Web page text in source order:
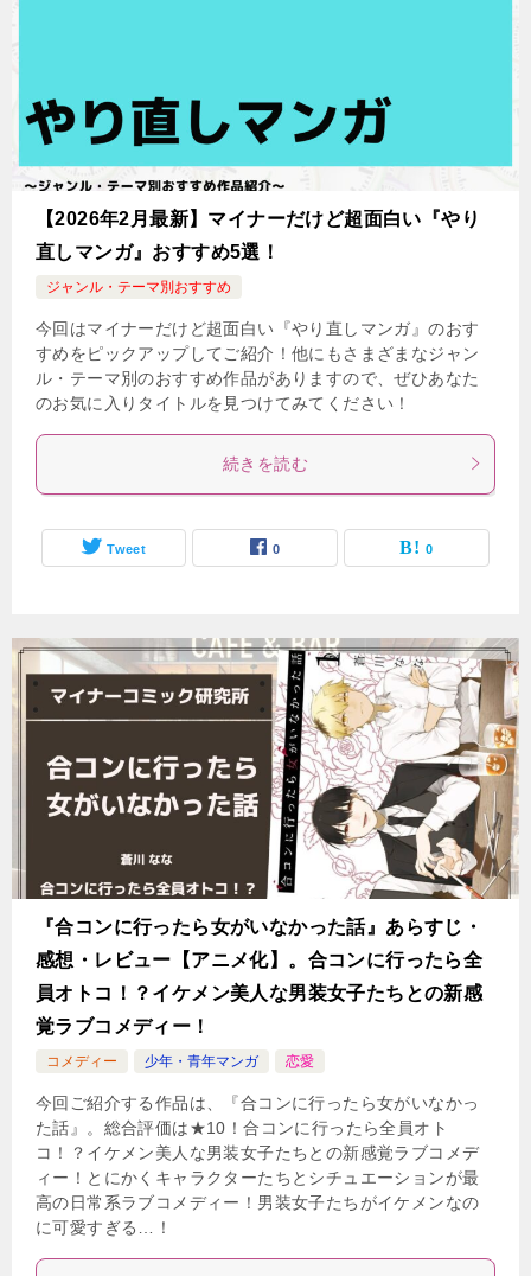
【2026年2月最新】マイナーだけど超面白い『やり
直しマンガ』おすすめ5選！
ジャンル・テーマ別おすすめ
今回はマイナーだけど超面白い『やり直しマンガ』のおす
すめをピックアップしてご紹介！他にもさまざまなジャン
ル・テーマ別のおすすめ作品がありますので、ぜひあなた
のお気に入りタイトルを見つけてみてください！
続きを読む
Tweet 0 0
『合コンに行ったら女がいなかった話』あらすじ・
感想・レビュー【アニメ化】。合コンに行ったら全
員オトコ！？イケメン美人な男装女子たちとの新感
覚ラブコメディー！
コメディー 少年・青年マンガ 恋愛
今回ご紹介する作品は、『合コンに行ったら女がいなかっ
た話』。総合評価は★10！合コンに行ったら全員オト
コ！？イケメン美人な男装女子たちとの新感覚ラブコメデ
ィー！とにかくキャラクターたちとシチュエーションが最
高の日常系ラブコメディー！男装女子たちがイケメンなの
に可愛すぎる…！